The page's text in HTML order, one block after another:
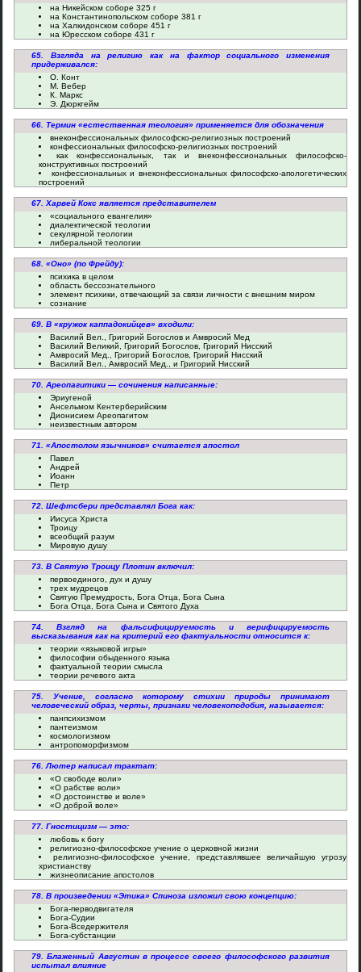
на Никейском соборе 325 г
на Константинопольском соборе 381 г
на Халкидонском соборе 451 г
на Юресском соборе 431 г
65. Взгляда на религию как на фактор социального изменения
придерживался:
О. Конт
М. Вебер
К. Маркс
Э. Дюркгейм
66. Термин «естественная теология» применяется для обозначения
внеконфессиональных философско-религиозных построений
конфессиональных философско-религиозных построений
как конфессиональных, так и внеконфессиональных философско-
конструктивных построений
конфессиональных и внеконфессиональных философско-апологетических
построений
67. Харвей Кокс является представителем
«социального евангелия»
диалектической теологии
секулярной теологии
либеральной теологии
68. «Оно» (по Фрейду):
психика в целом
область бессознательного
элемент психики, отвечающий за связи личности с внешним миром
сознание
69. В «кружок каппадокийцев» входили:
Василий Вел., Григорий Богослов и Амвросий Мед
Василий Великий, Григорий Богослов, Григорий Нисский
Амвросий Мед., Григорий Богослов, Григорий Нисский
Василий Вел., Амвросий Мед., и Григорий Нисский
70. Ареопагитики — сочинения написанные:
Эриугеной
Ансельмом Кентерберийским
Дионисием Ареопагитом
неизвестным автором
71. «Апостолом язычников» считается апостол
Павел
Андрей
Иоанн
Петр
72. Шефтсбери представлял Бога как:
Иисуса Христа
Троицу
всеобщий разум
Мировую душу
73. В Святую Троицу Плотин включил:
первоединого, дух и душу
трех мудрецов
Святую Премудрость, Бога Отца, Бога Сына
Бога Отца, Бога Сына и Святого Духа
74. Взгляд на фальсифицируемость и верифицируемость
высказывания как на критерий его фактуальности относится к:
теории «языковой игры»
философии обыденного языка
фактуальной теории смысла
теории речевого акта
75. Учение, согласно которому стихии природы принимают
человеческий образ, черты, признаки человекоподобия, называется:
панпсихизмом
пантеизмом
космологизмом
антропоморфизмом
76. Лютер написал трактат:
«О свободе воли»
«О рабстве воли»
«О достоинстве и воле»
«О доброй воле»
77. Гностицизм — это:
любовь к богу
религиозно-философское учение о церковной жизни
религиозно-философское учение, представлявшее величайшую угрозу
христианству
жизнеописание апостолов
78. В произведении «Этика» Спиноза изложил свою концепцию:
Бога-перводвигателя
Бога-Судии
Бога-Вседержителя
Бога-субстанции
79. Блаженный Августин в процессе своего философского развития
испытал влияние